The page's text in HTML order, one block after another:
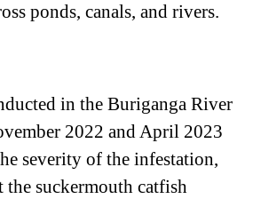
ponds, canals, and rivers.
in the Buriganga River
2022 and April 2023
severity of the infestation,
suckermouth catfish